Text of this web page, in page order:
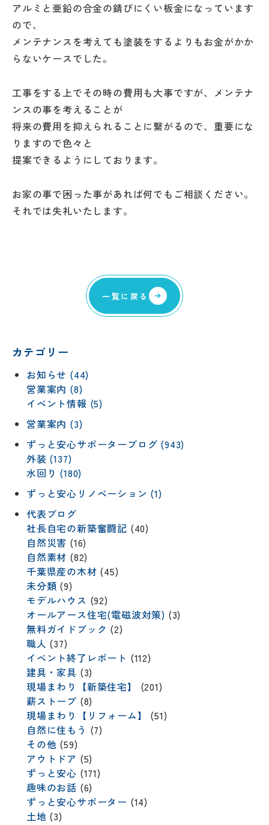
アルミと亜鉛の合金の錆びにくい板金になっています
ので、
メンテナンスを考えても塗装をするよりもお金がかか
らないケースでした。
工事をする上でその時の費用も大事ですが、メンテナ
ンスの事を考えることが
将来の費用を抑えられることに繋がるので、重要にな
りますので色々と
提案できるようにしております。
お家の事で困った事があれば何でもご相談ください。
それでは失礼いたします。
一覧に戻る
カテゴリー
お知らせ (44)
営業案内 (8)
イベント情報 (5)
営業案内 (3)
ずっと安心サポーターブログ (943)
外装 (137)
水回り (180)
ずっと安心リノベーション (1)
代表ブログ
社長自宅の新築奮闘記 (40)
自然災害 (16)
自然素材 (82)
千葉県産の木材 (45)
未分類 (9)
モデルハウス (92)
オールアース住宅(電磁波対策) (3)
無料ガイドブック (2)
職人 (37)
イベント終了レポート (112)
建具・家具 (3)
現場まわり【新築住宅】
(201)
薪ストーブ (8)
現場まわり【リフォーム】
(51)
自然に住もう (7)
その他 (59)
アウトドア (5)
ずっと安心 (171)
趣味のお話 (6)
ずっと安心サポーター (14)
土地 (3)